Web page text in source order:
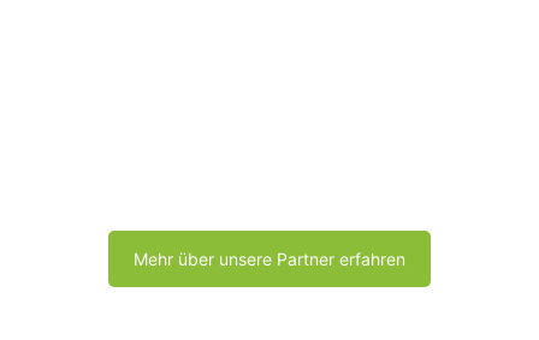
Mehr über unsere Partner erfahren